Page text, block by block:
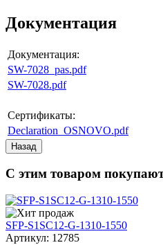
Документация
Документация:
SW-7028_pas.pdf
SW-7028.pdf
Сертификаты:
Declaration_OSNOVO.pdf
С этим товаром
SFP-S1SC12-G-1310-1550
Артикул: 12785